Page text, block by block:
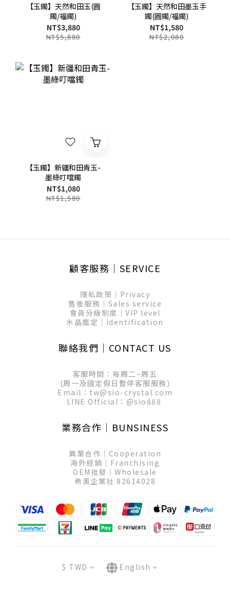
【玉鐲】天然和田玉(圓
鐲/福鐲)
NT$3,880
NT$5,880
【玉鐲】天然和田墨玉手
鐲(圓鐲/福鐲)
NT$1,580
NT$2,080
【玉鐲】新疆和田青玉-
墨綠叮噹鐲
NT$1,080
NT$1,580
顧客服務│SERVICE
隱私政策│Privacy
售後服務│Sales service
會員分級制度│VIP level
水晶鑑定│Identification
聯絡我們│CONTACT US
客服時間：每周二~周五
(周一及國定假日暫停客服服務)
Email：tw@sio-crystal.com
LINE Official： @sio888
業務合作│BUNSINESS
異業合作│Cooperation
海外經銷│Franchising
OEM批發│Wholesale
希奧企業社 82614028
$ TWD English